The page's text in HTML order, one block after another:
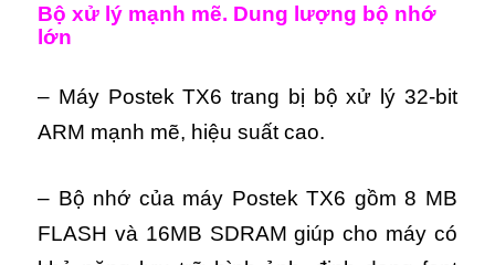
Bộ xử lý mạnh mẽ. Dung lượng bộ nhớ
lớn
– Máy Postek TX6 trang bị bộ xử lý 32-bit
ARM mạnh mẽ, hiệu suất cao.
– Bộ nhớ của máy Postek TX6 gồm 8 MB
FLASH và 16MB SDRAM giúp cho máy có